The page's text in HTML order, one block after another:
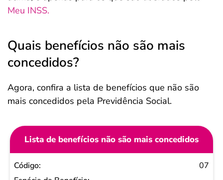
Meu INSS.
Quais benefícios não são mais
concedidos?
Agora, confira a lista de benefícios que não são
mais concedidos pela Previdência Social.
Lista de benefícios não são mais concedidos
Código
07